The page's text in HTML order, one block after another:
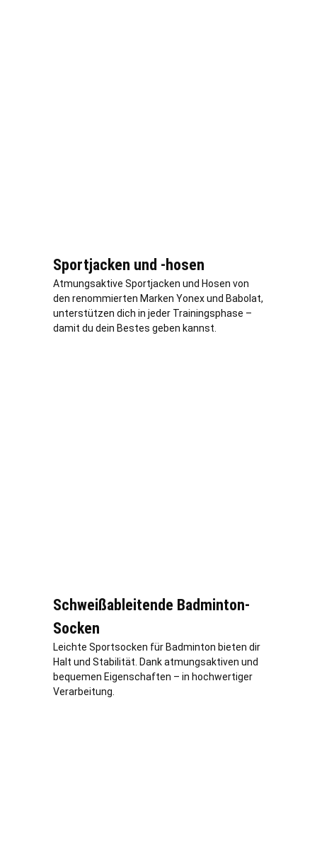
Sportjacken und -hosen
Atmungsaktive Sportjacken und Hosen von
den renommierten Marken Yonex und Babolat,
unterstützen dich in jeder Trainingsphase –
damit du dein Bestes geben kannst.
Schweißableitende Badminton-
Socken
Leichte Sportsocken für Badminton bieten dir
Halt und Stabilität. Dank atmungsaktiven und
bequemen Eigenschaften – in hochwertiger
Verarbeitung.